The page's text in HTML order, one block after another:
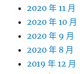
2020 年 11 月
2020 年 10 月
2020 年 9 月
2020 年 8 月
2019 年 12 月